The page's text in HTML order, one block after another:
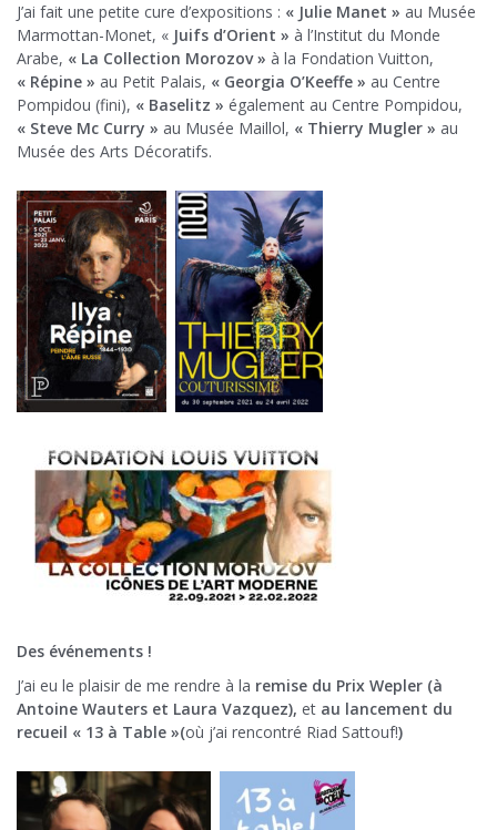
J’ai fait une petite cure d’expositions : « Julie Manet » au Musée
Marmottan-Monet, « Juifs d’Orient » à l’Institut du Monde
Arabe, « La Collection Morozov » à la Fondation Vuitton,
« Répine » au Petit Palais, « Georgia O’Keeffe » au Centre
Pompidou (fini), « Baselitz » également au Centre Pompidou,
« Steve Mc Curry » au Musée Maillol, « Thierry Mugler » au
Musée des Arts Décoratifs.
Des événements !
J’ai eu le plaisir de me rendre à la remise du Prix Wepler (à
Antoine Wauters et Laura Vazquez), et au lancement du
recueil « 13 à Table »(où j’ai rencontré Riad Sattouf!)